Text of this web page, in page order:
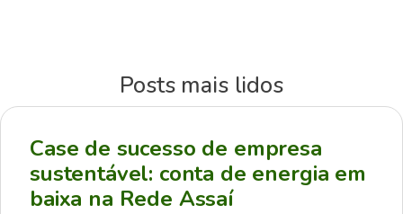
Posts mais lidos
Case de sucesso de empresa
sustentável: conta de energia em
baixa na Rede Assaí